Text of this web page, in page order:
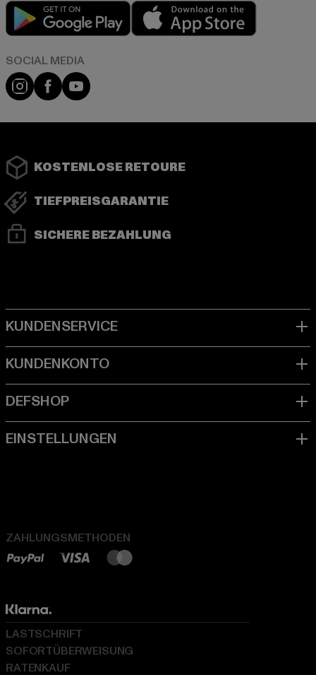
Play market
Instagram
FacebookYouTube
KOSTENLOSE RETOURE
TIEFPREISGARANTIE
SICHERE BEZAHLUNG
ZAHLUNGSMETHODEN
LASTSCHRIFT
SOFORTÜBERWEISUNG
RATENKAUF